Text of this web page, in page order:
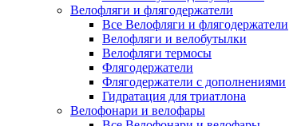
Велофляги и флягодержатели
Все Велофляги и флягодержатели
Велофляги и велобутылки
Велофляги термосы
Флягодержатели
Флягодержатели с дополнениями
Гидратация для триатлона
Велофонари и велофары